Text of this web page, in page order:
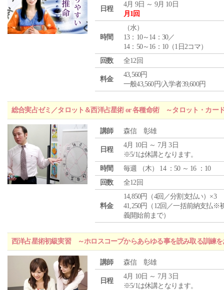
日程
4月 9日 ～ 9月 10日
月1回
時間
（水）
13：10～14：30／
14：50～16：10（1日2コマ）
回数
全12回
料金
43,560円
一般43,560円/入学者39,600円
総合実占ゼミ／タロット＆西洋占星術 or 各種命術 ～タロット・カー
講師 森信 彰雄
日程
4月 10日 ～ 7月 3日
※5/1は休講となります。
時間
毎週 （木） 14 ：50 ～ 16 ：10
回数
全12回
料金
14,850円（4回／分割支払い）×3
41,250円（12回／一括前納支払※
義開始前まで）
西洋占星術初級実習 ～ホロスコープからあらゆる事を読み取る訓練を
講師 森信 彰雄
日程
4月 10日 ～ 7月 3日
※5/1は休講となります。